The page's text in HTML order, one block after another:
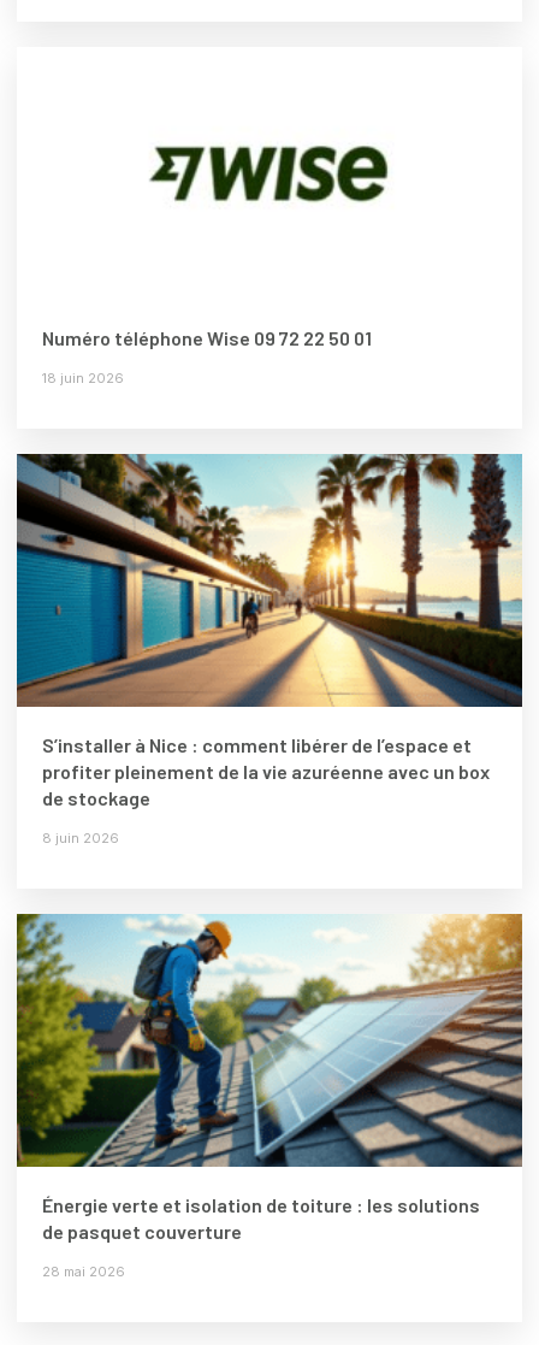
Numéro téléphone Wise 09 72 22 50 01
18 juin 2026
S’installer à Nice : comment libérer de l’espace et
profiter pleinement de la vie azuréenne avec un box
de stockage
8 juin 2026
Énergie verte et isolation de toiture : les solutions
de pasquet couverture
28 mai 2026